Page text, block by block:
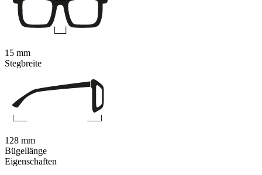
Eigenschaften
15 mm
Stegbreite
128 mm
Bügellänge